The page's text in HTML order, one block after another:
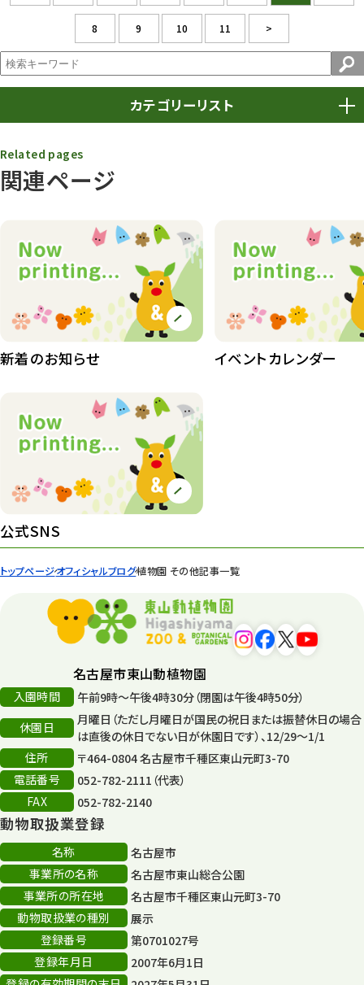
トップページオフィシャルブログ植物園 その他記事一覧
8 9 10 11 >
カテゴリーリスト
動物園
動物園その他 117
植物園 510
植物たち 407
植物園長の庭
桜情報
紅葉情報
ズーボ
イベント
平和公園
森のとこやさん
再生
再生フォーラム
80周年
その他
その他イベント
スカイタワー
年末年始のイベント
関連ページ
Related pages
新着のお知らせ イベントカレンダー
公式SNS
名古屋市東山動植物園
入園時間
午前9時～午後4時30分（閉園は午後4時50分）
休園日
月曜日（ただし月曜日が国民の祝日または振替休日の場合
は直後の休日でない日が休園日です）、12/29～1/1
住所
〒464-0804 名古屋市千種区東山元町3-70
電話番号
052-782-2111（代表）
FAX
052-782-2140
動物取扱業登録
名称
名古屋市
事業所の名称
名古屋市東山総合公園
事業所の所在地
名古屋市千種区東山元町3-70
動物取扱業の種別
展示
登録番号
第0701027号
登録年月日
2007年6月1日